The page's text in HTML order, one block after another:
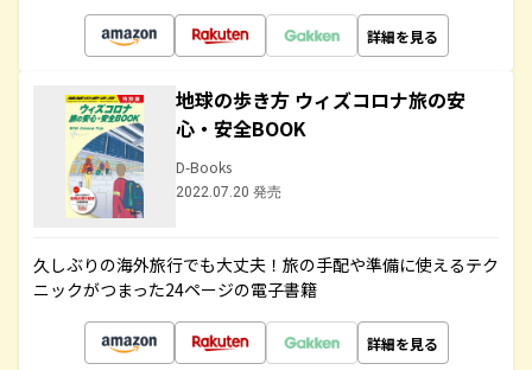
詳細を見る
地球の歩き方 ウィズコロナ旅の安
心・安全BOOK
D-Books
2022.07.20 発売
久しぶりの海外旅行でも大丈夫！旅の手配や準備に使えるテク
ニックがつまった24ページの電子書籍
詳細を見る